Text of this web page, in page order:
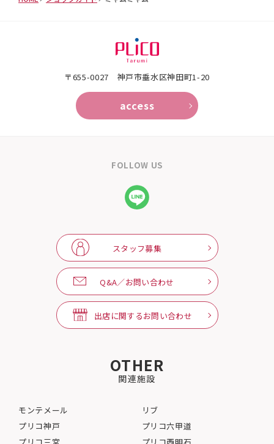
〒655-0027 神戸市垂水区神田町1-20
access
FOLLOW US
スタッフ募集
Q&A／お問い合わせ
出店に関するお問い合わせ
OTHER
関連施設
モンテメール
リブ
プリコ神戸
プリコ六甲道
プリコ三宮
プリコ西明石